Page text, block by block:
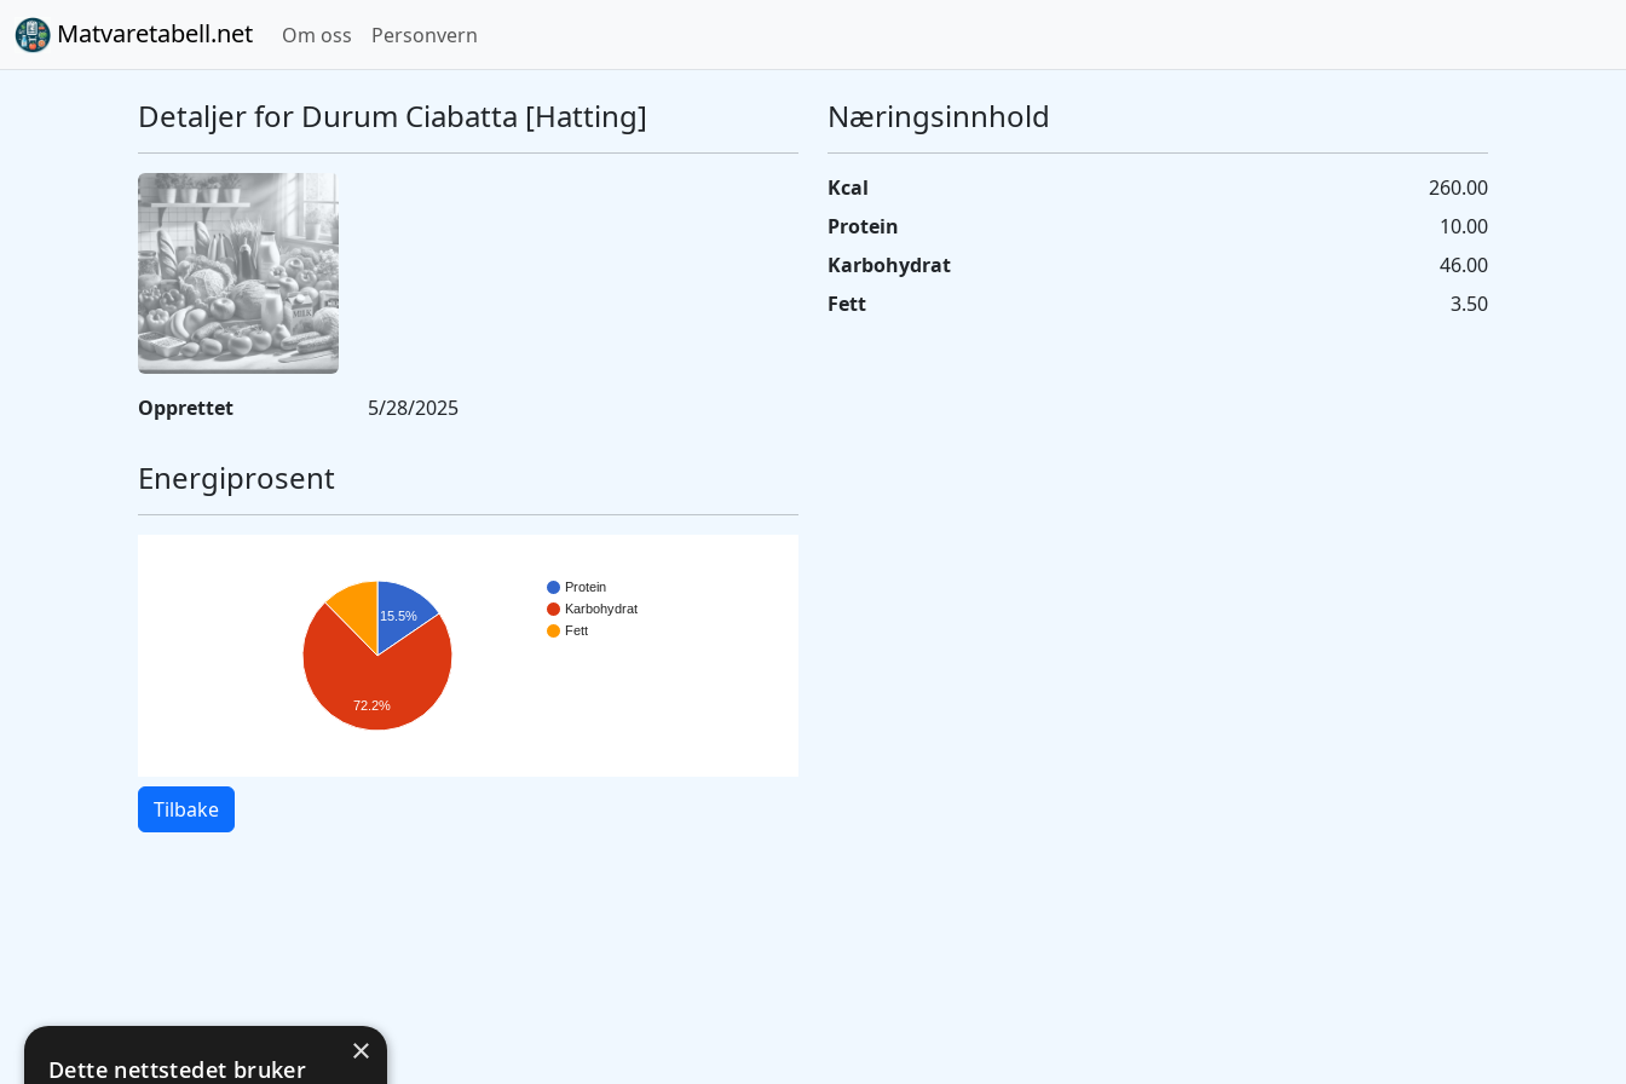
Matvaretabell.net Om oss Personvern
Detaljer for Durum Ciabatta [Hatting]
Opprettet 5/28/2025
Næringsinnhold
Kcal
260.00
Protein
10.00
Karbohydrat
46.00
Fett
3.50
Energiprosent
Protein
Karbohydrat
Fett
15.5%
72.2%
Tilbake
×
Dette nettstedet bruker